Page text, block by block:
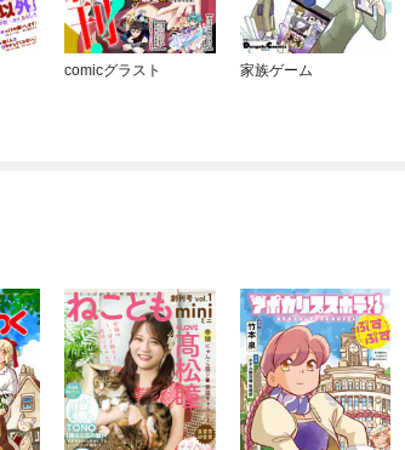
comicグラスト 家族ゲーム